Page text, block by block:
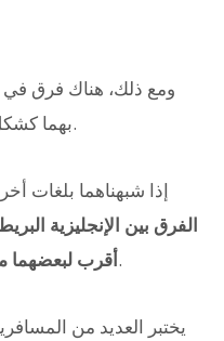
ومع ذلك، هناك فرق في
بهما كشكل قياسي للغة في بلدين منفصلين.
إذا شبهناهما بلغات
الفرق بين الإنجليزية
أقرب لبعضهما من.
يختبر العديد من